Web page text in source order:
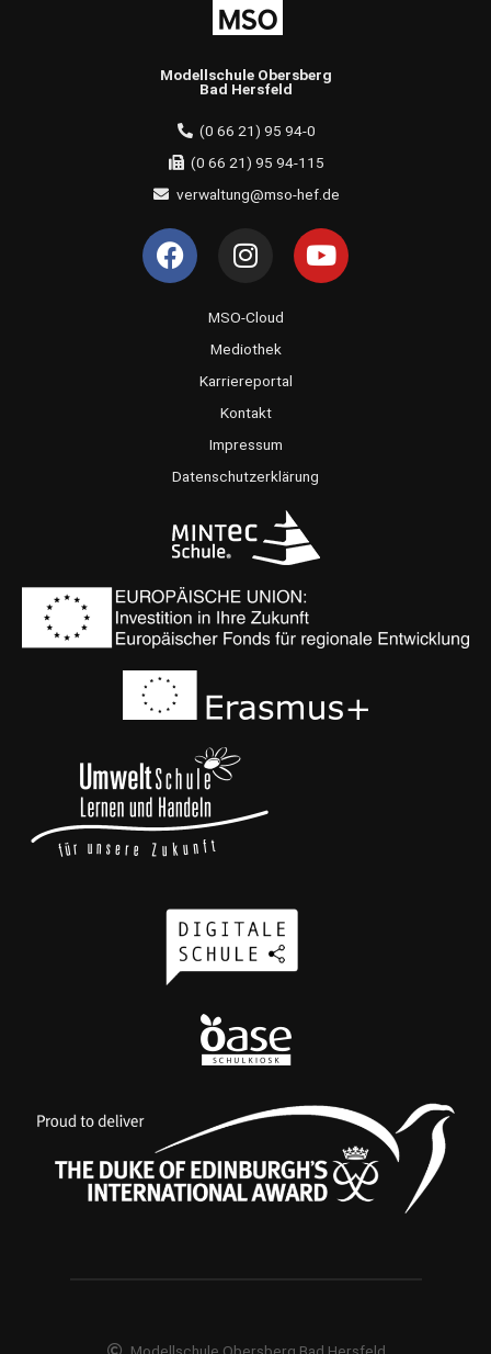
Modellschule Obersberg
Bad Hersfeld
(0 66 21) 95 94-0
(0 66 21) 95 94-115
verwaltung@mso-hef.de
F
a
I
n
t
a
g
r
m
Y
o
MSO-Cloud
Mediothek
Karriereportal
Kontakt
Impressum
Datenschutzerklärung